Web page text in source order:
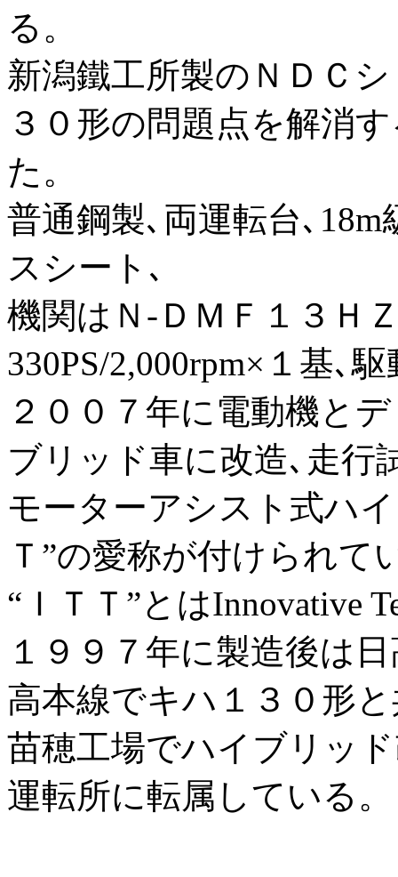
る。
新潟鐵工所製のＮＤＣ
３０形の問題点を解消
た。
普通鋼製､両運転台､
スシート､
機関はＮ-ＤＭＦ１３Ｈ
330PS/2,000rpm×１基､
２００７年に電動機と
ブリッド車に改造､走行
モーターアシスト式ハ
Ｔ”の愛称が付けられて
“ＩＴＴ”とはInnovative
１９９７年に製造後は
高本線でキハ１３０形
苗穂工場でハイブリッ
運転所に転属している。